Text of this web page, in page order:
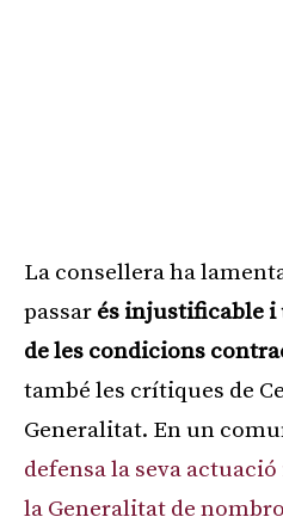
La consellera ha
passar és injustificable
de les condicions
també les crítiques de
Generalitat. En un
defensa la seva
la Generalitat de